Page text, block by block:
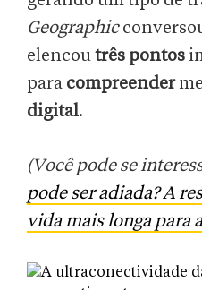
Geographic
elencoutrês pontos
para compreender
digital.
(Você pode se
pode ser adiada? A
vida mais longa para